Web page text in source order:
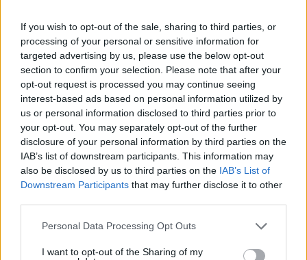
If you wish to opt-out of the sale, sharing to third parties, or
processing of your personal or sensitive information for
targeted advertising by us, please use the below opt-out
section to confirm your selection. Please note that after your
opt-out request is processed you may continue seeing
interest-based ads based on personal information utilized by
us or personal information disclosed to third parties prior to
your opt-out. You may separately opt-out of the further
disclosure of your personal information by third parties on the
IAB’s list of downstream participants. This information may
also be disclosed by us to third parties on the IAB’s List of
Downstream Participants that may further disclose it to other
Please note that this website/app uses one or more Google
not limited to your visit or usage behaviour. You may click to
Personal Data Processing Opt Outs
I want to opt-out of the Sharing of my
κάτω από τη Γη και αλλάζει όσα γνωρίζαμε για τη
08.08.2026, 08:57